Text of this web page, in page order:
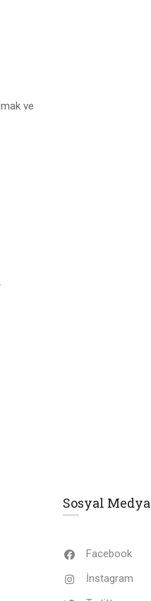
ve
Sosyal Medya
Facebook
İnstagram